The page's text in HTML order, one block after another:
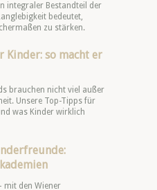
integraler Bestandteil der
bedeutet,
zu stärken.
Kinder: so macht er
brauchen nicht viel außer
Unsere Top-Tipps für
was Kinder wirklich
mit den Wiener